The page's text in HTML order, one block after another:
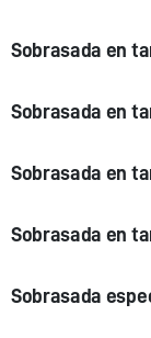
Sobrasada en
Sobrasada en
Sobrasada en
Sobrasada en
Sobrasada